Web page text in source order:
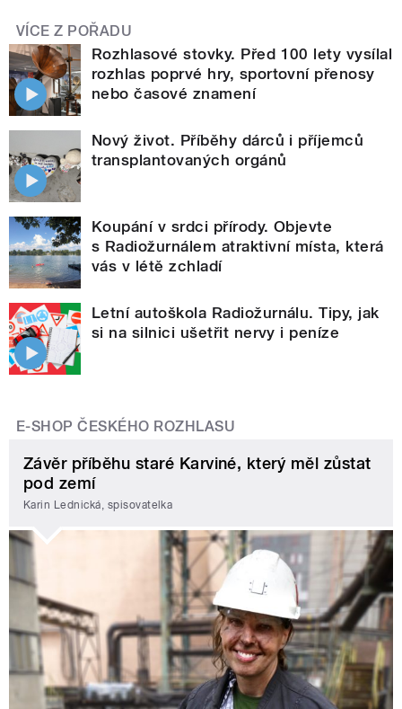
VÍCE Z POŘADU
Rozhlasové stovky. Před 100 lety vysílal
rozhlas poprvé hry, sportovní přenosy
nebo časové znamení
Nový život. Příběhy dárců i příjemců
transplantovaných orgánů
Koupání v srdci přírody. Objevte
s Radiožurnálem atraktivní místa, která
vás v létě zchladí
Letní autoškola Radiožurnálu. Tipy, jak
si na silnici ušetřit nervy i peníze
E-SHOP ČESKÉHO ROZHLASU
Závěr příběhu staré Karviné, který měl zůstat
pod zemí
Karin Lednická, spisovatelka